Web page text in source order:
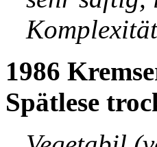
1986
Spätlese